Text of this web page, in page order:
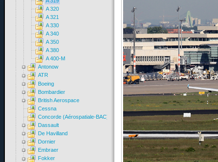
A 320
A 321
A 330
A 340
A 350
A 380
A 400-M
Antonow
ATR
Boeing
Bombardier
British Aerospace
Cessna
Concorde (Aérospatiale-BAC)
Dassault
De Havilland
Dornier
Embraer
Fokker